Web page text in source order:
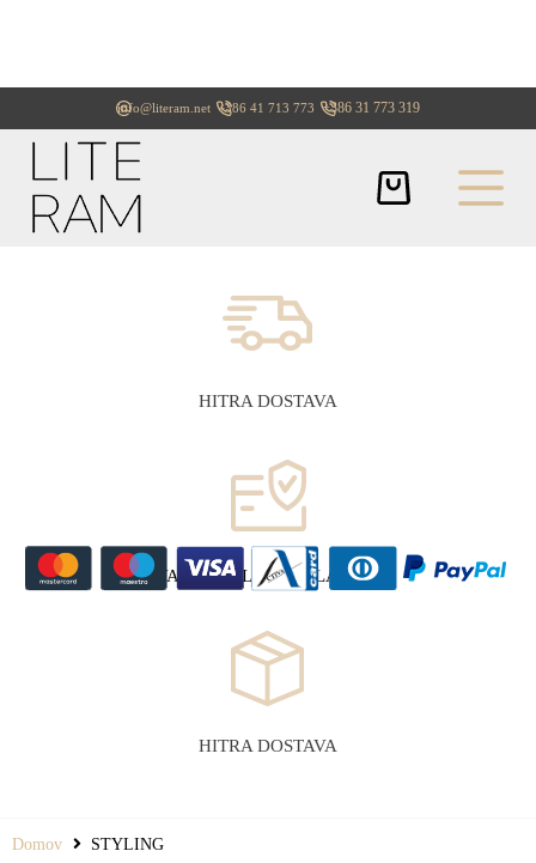
info@literam.net +386 41 713 773 +386 31 773 319
HITRA DOSTAVA
VARNO SPLETNO PLAČILO
HITRA DOSTAVA
Domov STYLING